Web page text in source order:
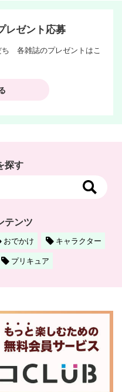
レゼント応募
各雑誌のプレゼントはこ
探す
テンツ
おでかけ
キャラクター
プリキュア